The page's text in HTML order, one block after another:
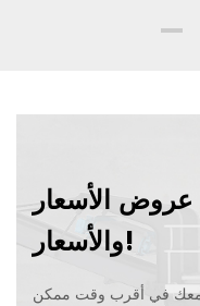
الأسعار
والأسعار!